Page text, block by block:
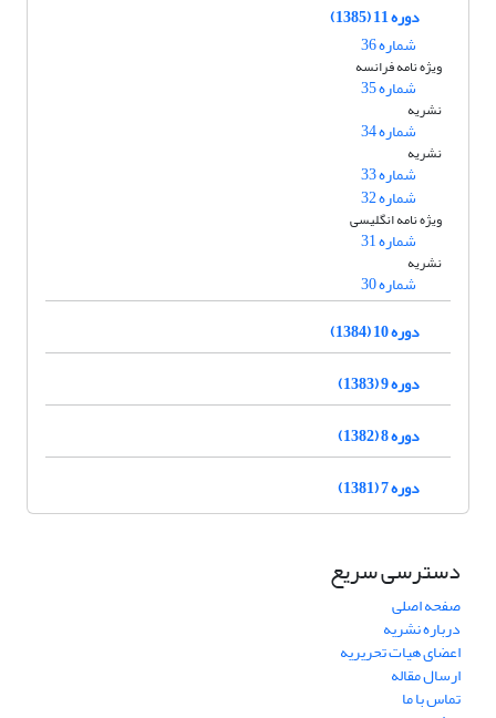
دوره 11 (1385)
شماره 36
ویژه نامه فرانسه
شماره 35
نشریه
شماره 34
نشریه
شماره 33
شماره 32
ویژه نامه انگلیسی
شماره 31
نشریه
شماره 30
دوره 10 (1384)
دوره 9 (1383)
دوره 8 (1382)
دوره 7 (1381)
دسترسی سریع
صفحه اصلی
درباره نشریه
اعضای هیات تحریریه
ارسال مقاله
تماس با ما